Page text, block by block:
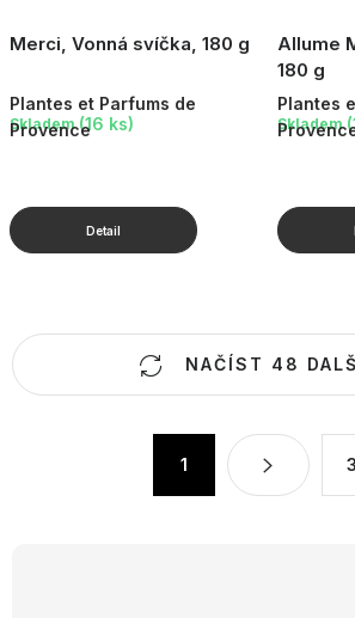
Merci, Vonná svíčka, 180 g
Plantes et Parfums de
Provence
Skladem (16 ks)
Allume
180 g
Plantes
Skladem
O
v
NAČÍST 48
1 3